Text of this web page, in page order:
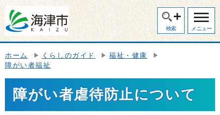
検索 メニュー
ホーム くらしのガイド
福祉・健康
障がい者福祉
障がい者虐待防止について